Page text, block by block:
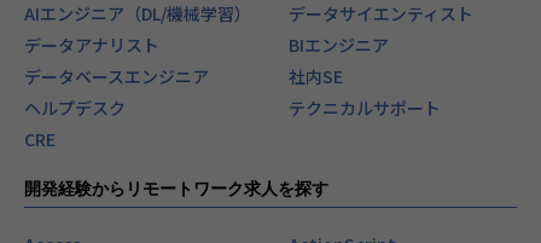
AIエンジニア（DL/機械学習）
データサイエンティスト
データアナリスト
BIエンジニア
データベースエンジニア
社内SE
ヘルプデスク
テクニカルサポート
CRE
開発経験からリモートワーク求人を探す